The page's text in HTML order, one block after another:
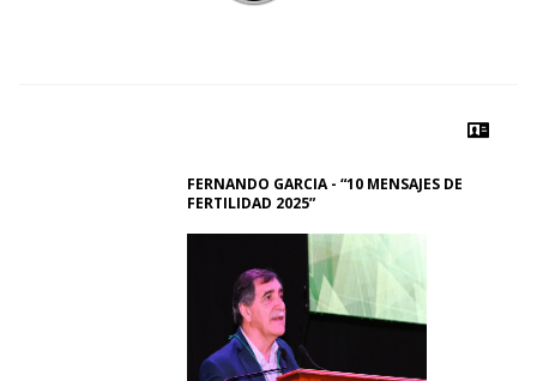
FERNANDO GARCIA - “10 MENSAJES DE
FERTILIDAD 2025”